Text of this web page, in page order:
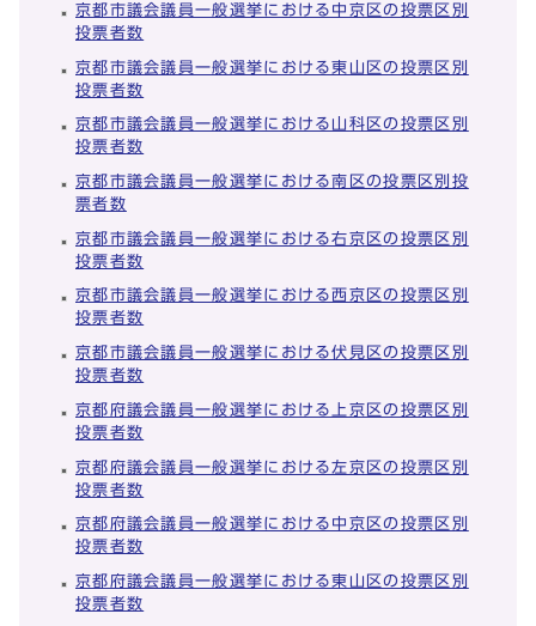
京都市議会議員一般選挙における中京区の投票区別
投票者数
京都市議会議員一般選挙における東山区の投票区別
投票者数
京都市議会議員一般選挙における山科区の投票区別
投票者数
京都市議会議員一般選挙における南区の投票区別投
票者数
京都市議会議員一般選挙における右京区の投票区別
投票者数
京都市議会議員一般選挙における西京区の投票区別
投票者数
京都市議会議員一般選挙における伏見区の投票区別
投票者数
京都府議会議員一般選挙における上京区の投票区別
投票者数
京都府議会議員一般選挙における左京区の投票区別
投票者数
京都府議会議員一般選挙における中京区の投票区別
投票者数
京都府議会議員一般選挙における東山区の投票区別
投票者数